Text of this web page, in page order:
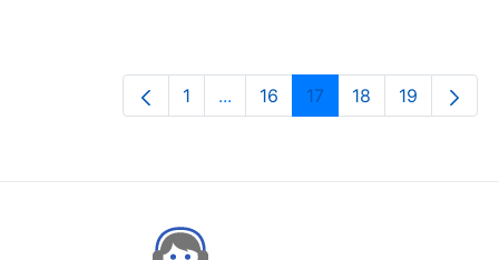
Orrialdea
1 ...Intermediate Pages Use TAB to
Orrialdea
16 Orrialdea
17 Orrialdea
18 Orrialdea
19